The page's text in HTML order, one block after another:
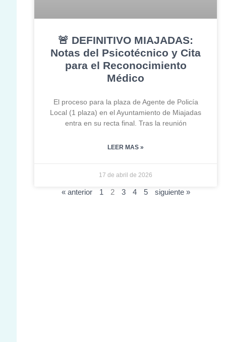
🚨 DEFINITIVO MIAJADAS:
Notas del Psicotécnico y Cita
para el Reconocimiento
Médico
El proceso para la plaza de Agente de Policía
Local (1 plaza) en el Ayuntamiento de Miajadas
entra en su recta final. Tras la reunión
LEER MAS »
17 de abril de 2026
« anterior 1 2 3 4 5 siguiente »